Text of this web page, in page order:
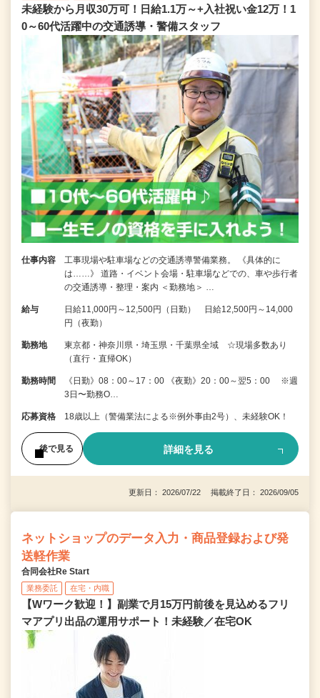
未経験から月収30万可！日給1.1万～+入社祝い金12万！1
0～60代活躍中の交通誘導・警備スタッフ
仕事内容
工事現場や駐車場などの交通誘導警備業務。 《具体的に
は……》 道路・イベント会場・駐車場などでの、車や歩行者
の交通誘導・整理・案内 ＜勤務地＞ …
給与
日給11,000円～12,500円（日勤） 日給12,500円～14,000
円（夜勤）
勤務地
東京都・神奈川県・埼玉県・千葉県全域 ☆現場多数あり
（直行・直帰OK）
勤務時間
《日勤》08：00～17：00 《夜勤》20：00～翌5：00 ※週
3日〜勤務O…
応募資格 18歳以上（警備業法による※例外事由2号）、未経験OK！
後で見る 詳細を見る
更新日： 2026/07/22 掲載終了日： 2026/09/05
ネットショップのデータ入力・商品登録および発
送軽作業
合同会社Re Start
業務委託 在宅・内職
【Wワーク歓迎！】副業で月15万円前後を見込めるフリ
マアプリ出品の運用サポート！未経験／在宅OK